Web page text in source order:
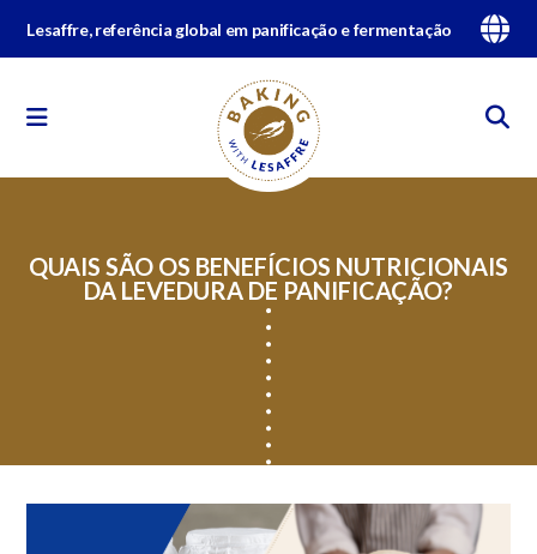
Lesaffre, referência global em panificação e fermentação
QUAIS SÃO OS BENEFÍCIOS NUTRICIONAIS
DA LEVEDURA DE PANIFICAÇÃO?